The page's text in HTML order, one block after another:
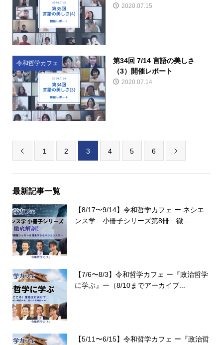
2020.07.15
令和哲学カフェ
第34回 7/14 言語の美しさ
（3）開催レポート
2020.07.14
 1 2 3 4 5 6 
最新記事一覧
【8/17〜9/14】令和哲学カフェ ー ネシエ
ンス学 小冊子シリーズ第8冊 徹...
【7/6〜8/3】令和哲学カフェ ー『政治哲学
に学ぶ』ー（8/10までアーカイブ...
【5/11〜6/15】令和哲学カフェ ー『政治哲